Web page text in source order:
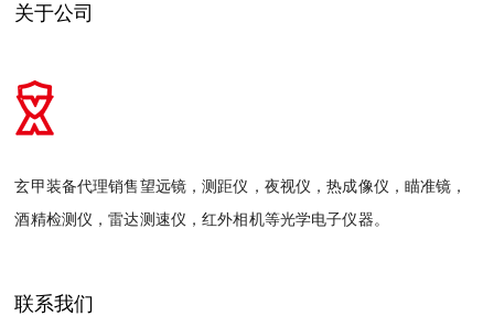
关于公司
玄甲装备代理销售望远镜，测距仪，夜视仪，热成像仪，瞄准镜，
酒精检测仪，雷达测速仪，红外相机等光学电子仪器。
联系我们